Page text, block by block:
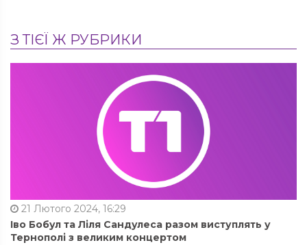
З ТІЄЇ Ж РУБРИКИ
21 Лютого 2024, 16:29
Іво Бобул та Ліля Сандулеса разом виступлять у
Тернополі з великим концертом